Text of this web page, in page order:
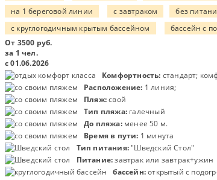
на 1 береговой линии
с завтраком без
с круглогодичным крытым бассейном
бассейн с
От 3500 руб.
за 1 чел.
с 01.06.2026
Комфортность: стандарт;
Расположение: 1 линия;
Пляж:свой
Тип пляжа: галечный
До пляжа:менее 50 м.
Время в пути: 1 минута
Тип питания:"Шведский Стол"
Питание:завтрак или завтрак+ужин
бассейн:открытый с